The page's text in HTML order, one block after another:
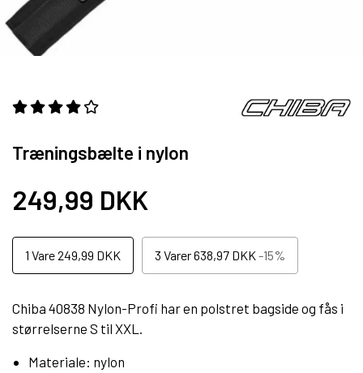
Træningsbælte i nylon
249,99 DKK
1 Vare249,99 DKK 3 Varer638,97 DKK-15%
Chiba 40838 Nylon-Profi har en polstret bagside og fås i
størrelserne S til XXL.
Materiale: nylon